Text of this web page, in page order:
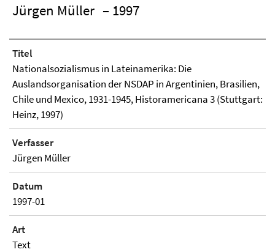
Jürgen Müller – 1997
Titel
Nationalsozialismus in Lateinamerika: Die
Auslandsorganisation der NSDAP in Argentinien, Brasilien,
Chile und Mexico, 1931-1945, Historamericana 3 (Stuttgart:
Heinz, 1997)
Verfasser
Jürgen Müller
Datum
1997-01
Art
Text